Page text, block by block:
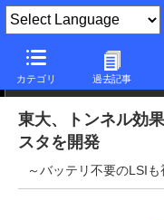
カテゴリ 過去記事
ニュース
東大、トンネル効
スタを開発
～バッテリ不要のLSIも